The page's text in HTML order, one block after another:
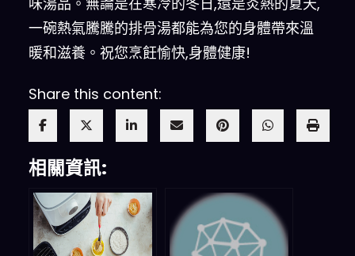
一碗熱氣騰騰的排骨湯都能為您的身體帶來溫
暖和滋養。祝您烹飪愉快,身體健康!
Share this content:
相關資訊: